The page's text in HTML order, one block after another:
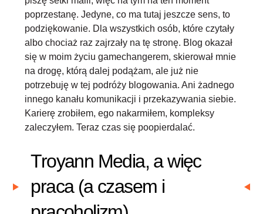
poprzestanę. Jedyne, co ma tutaj jeszcze sens, to
podziękowanie. Dla wszystkich osób, które czytały
albo chociaż raz zajrzały na tę stronę. Blog okazał
się w moim życiu gamechangerem, skierował mnie
na drogę, którą dalej podążam, ale już nie
potrzebuję w tej podróży blogowania. Ani żadnego
innego kanału komunikacji i przekazywania siebie.
Karierę zrobiłem, ego nakarmiłem, kompleksy
zaleczyłem. Teraz czas się poopierdalać.
Troyann Media, a więc
praca (a czasem i